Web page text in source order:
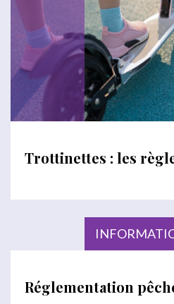
Trottinettes : les
Réglementation